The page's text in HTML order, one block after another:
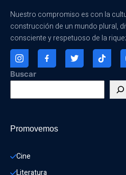
Nuestro compromiso es con la
construcción de un mundo plural,
consciente y respetuoso de la
Buscar
Promovemos
Cine
Literatura